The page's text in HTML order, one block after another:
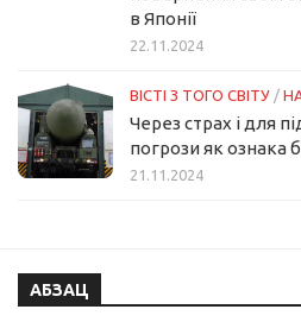
в Японії
22.11.2024
ВІСТІ З ТОГО СВІТУ /
Через страх і для
погрози як ознака
21.11.2024
АБЗАЦ